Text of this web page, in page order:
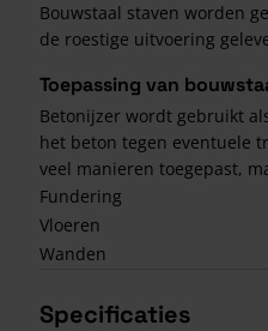
Bouwstaal staven worden
de roestige uitvoering
Toepassing van
Betonijzer wordt gebruikt
het beton tegen eventuele
veel manieren toegepast,
Fundering
Vloeren
Wanden
Specificaties